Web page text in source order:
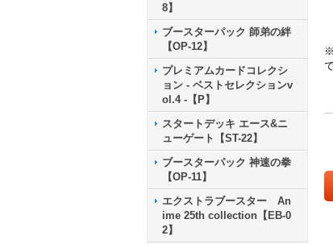
8】
ブースターパック 師弟の絆
【OP-12】
プレミアムカードコレクシ
ョン - ベストセレクションv
ol.4 -【P】
スタートデッキ エース&ニ
ューゲート【ST-22】
ブースターパック 神速の拳
【OP-11】
エクストラブースター An
ime 25th collection【EB-0
2】